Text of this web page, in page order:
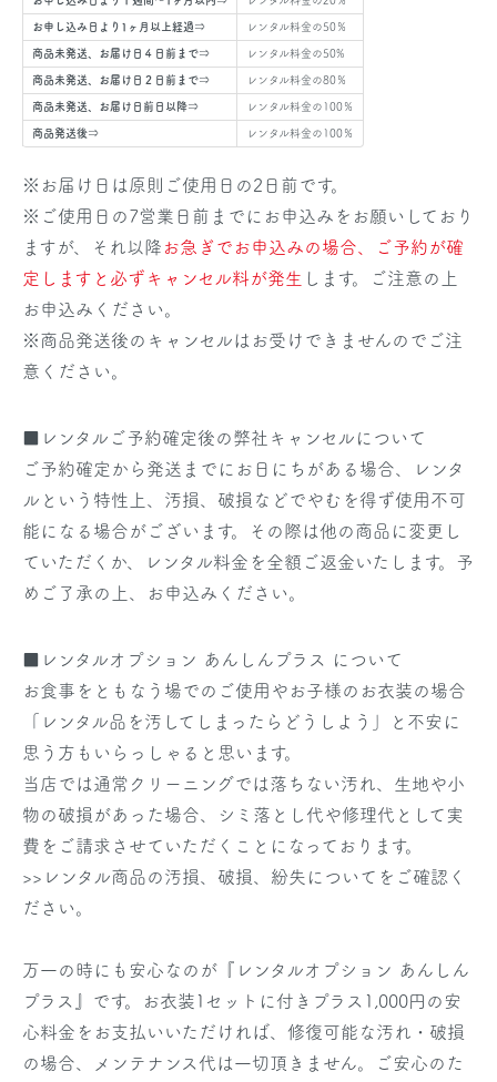
お申し込み日より1ヶ月以上経過⇒ レンタル料金の50％
商品未発送、お届け日４日前まで⇒ レンタル料金の50%
商品未発送、お届け日２日前まで⇒ レンタル料金の80％
商品未発送、お届け日前日以降⇒ レンタル料金の100％
商品発送後⇒ レンタル料金の100％
※お届け日は原則ご使用日の2日前です。
※ご使用日の7営業日前までにお申込みをお願いしており
ますが、それ以降 お急ぎでお申込みの場合、ご予約が確
定しますと必ずキャンセル料が発生 します。ご注意の上
お申込みください。
※商品発送後のキャンセルはお受けできませんのでご注
意ください。
■レンタルご予約確定後の弊社キャンセルについて
ご予約確定から発送までにお日にちがある場合、レンタ
ルという特性上、汚損、破損などでやむを得ず使用不可
能になる場合がございます。その際は他の商品に変更し
ていただくか、レンタル料金を全額ご返金いたします。予
めご了承の上、お申込みください。
■レンタルオプション あんしんプラス について
お食事をともなう場でのご使用やお子様のお衣装の場合
「レンタル品を汚してしまったらどうしよう」と不安に
思う方もいらっしゃると思います。
当店では通常クリーニングでは落ちない汚れ、生地や小
物の破損があった場合、シミ落とし代や修理代として実
費をご請求させていただくことになっております。
>>レンタル商品の汚損、破損、紛失についてをご確認く
ださい。
万一の時にも安心なのが『レンタルオプション あんしん
プラス』です。お衣装1セットに付きプラス1,000円の安
心料金をお支払いいただければ、修復可能な汚れ・破損
の場合、メンテナンス代は一切頂きません。ご安心のた